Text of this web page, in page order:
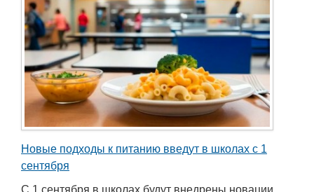
Новые подходы к питанию введут в школах с 1
сентября